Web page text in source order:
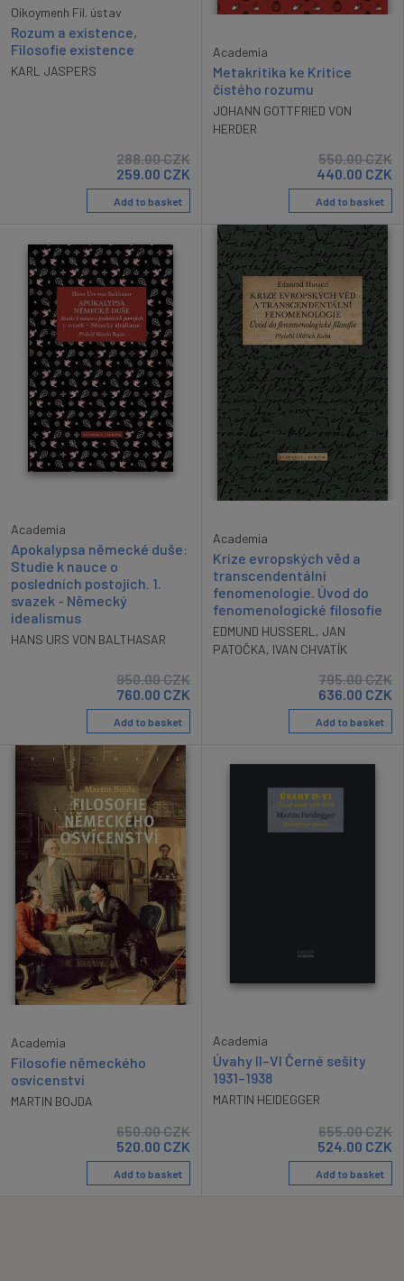
Oikoymenh Fil. ústav
Rozum a existence,
Filosofie existence
KARL JASPERS
288.00CZK
259.00 CZK
Add to basket
Academia
Metakritika ke Kritice
čistého rozumu
JOHANN GOTTFRIED VON
HERDER
550.00CZK
440.00 CZK
Add to basket
Academia
Apokalypsa německé duše:
Studie k nauce o
posledních postojích. 1.
svazek - Německý
idealismus
HANS URS VON BALTHASAR
950.00CZK
760.00 CZK
Add to basket
Academia
Krize evropských věd a
transcendentální
fenomenologie. Úvod do
fenomenologické filosofie
EDMUND HUSSERL , JAN
PATOČKA, IVAN CHVATÍK
795.00CZK
636.00 CZK
Add to basket
Academia
Filosofie německého
osvícenství
MARTIN BOJDA
650.00CZK
520.00 CZK
Add to basket
Academia
Úvahy II–VI Černé sešity
1931–1938
MARTIN HEIDEGGER
655.00CZK
524.00 CZK
Add to basket